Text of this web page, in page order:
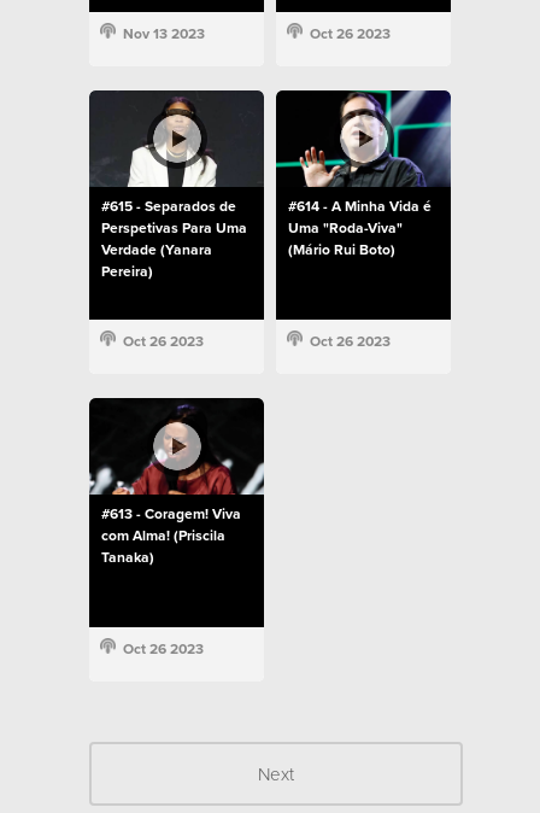
Nov 13 2023 Oct 26 2023
#615 - Separados de
Perspetivas Para Uma
Verdade (Yanara
Pereira)
Oct 26 2023
#614 - A Minha Vida é
Uma "Roda-Viva"
(Mário Rui Boto)
Oct 26 2023
#613 - Coragem! Viva
com Alma! (Priscila
Tanaka)
Oct 26 2023
Next